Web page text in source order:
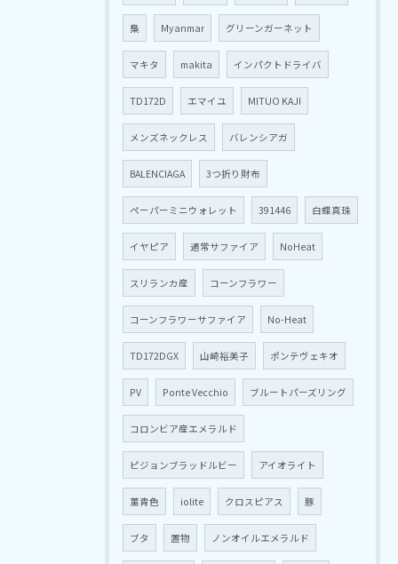
梟 Myanmar グリーンガーネット
マキタ makita インパクトドライバ
TD172D エマイユ MITUO KAJI
メンズネックレス バレンシアガ
BALENCIAGA 3つ折り財布
ペーパーミニウォレット 391446 白蝶真珠
イヤピア 通常サファイア NoHeat
スリランカ産 コーンフラワー
コーンフラワーサファイア No-Heat
TD172DGX 山崎裕美子 ポンテヴェキオ
PV Ponte Vecchio ブルートパーズリング
コロンビア産エメラルド
ピジョンブラッドルビー アイオライト
菫青色 iolite クロスピアス 豚
ブタ 置物 ノンオイルエメラルド